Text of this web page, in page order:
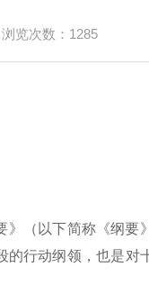
浏览次数：1285
（以下简称《纲要
的行动纲领，也是